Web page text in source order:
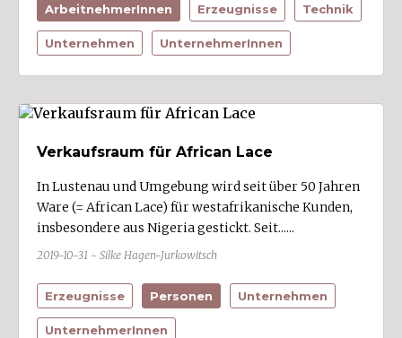
ArbeitnehmerInnen Erzeugnisse Technik
Unternehmen UnternehmerInnen
Verkaufsraum für African Lace
In Lustenau und Umgebung wird seit über 50 Jahren
Ware (= African Lace) für westafrikanische Kunden,
insbesondere aus Nigeria gestickt. Seit......
2019-10-31 - Silke Hagen-Jurkowitsch
Erzeugnisse Personen Unternehmen
UnternehmerInnen